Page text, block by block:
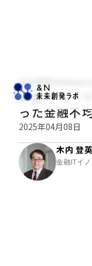
木内登英のGlobal
米国でリー
った金融不
2025年04月08日
木内 登英
金融ITイ